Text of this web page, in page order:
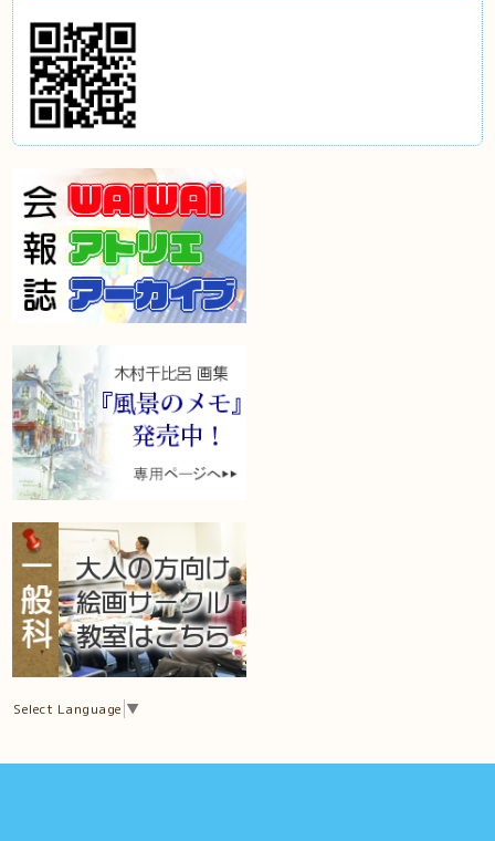
Select Language ▼